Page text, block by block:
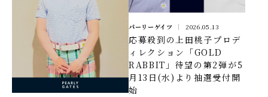
パーリーゲイツ 2026.05.13
応募殺到の上田桃子プロデ
ィレクション「GOLD
RABBIT」待望の第2弾が5
月13日(水)より抽選受付開
始